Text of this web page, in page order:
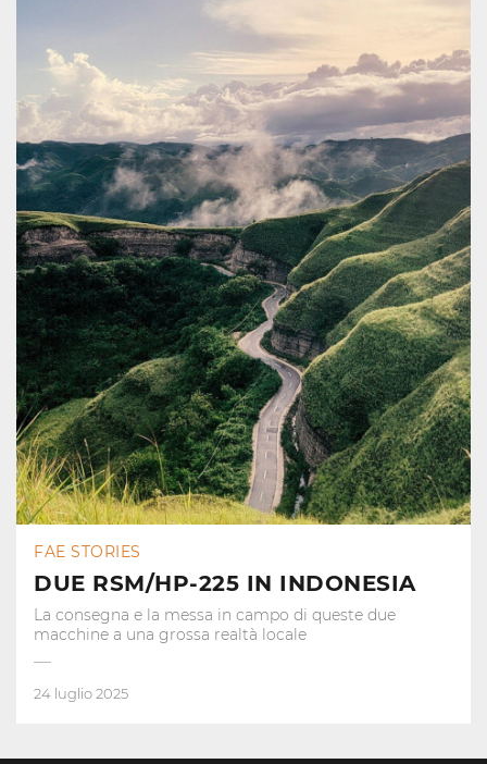
FAE STORIES
DUE RSM/HP-225 IN INDONESIA
La consegna e la messa in campo di queste due
macchine a una grossa realtà locale
24 luglio 2025